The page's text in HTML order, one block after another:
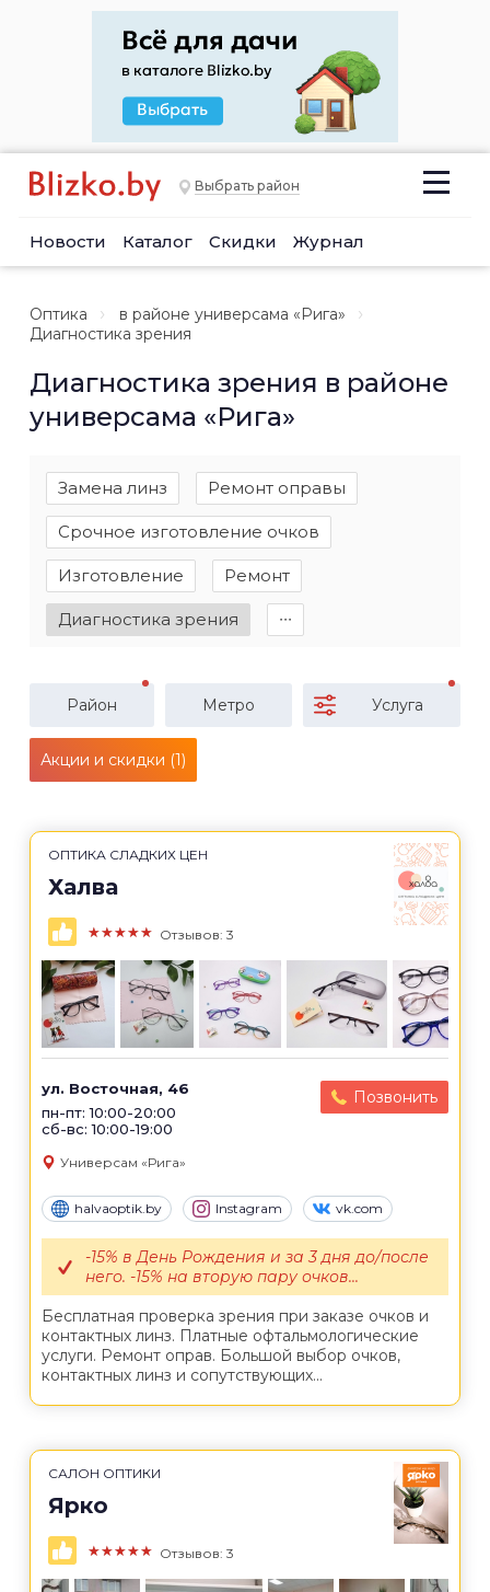
Выбрать район
Новости Каталог Скидки Журнал
Оптика
в районе универсама «Рига»
Диагностика зрения
Диагностика зрения в районе
универсама «Рига»
Замена линз Ремонт оправы
Срочное изготовление очков
Изготовление Ремонт
Диагностика зрения ∙∙∙
Район Метро Услуга
Акции и скидки (1)
ОПТИКА СЛАДКИХ ЦЕН
Халва
★★★★★ Отзывов: 3
ул. Восточная, 46
пн-пт: 10:00-20:00
сб-вс: 10:00-19:00
Позвонить
Универсам «Рига»
halvaoptik.by Instagram vk.com
Бесплатная проверка зрения при заказе очков и
контактных линз. Платные офтальмологические
услуги. Ремонт оправ. Большой выбор очков,
контактных линз и сопутствующих...
-15% в День Рождения и за 3 дня до/после
него. -15% на вторую пару очков...
САЛОН ОПТИКИ
Ярко
★★★★★ Отзывов: 3